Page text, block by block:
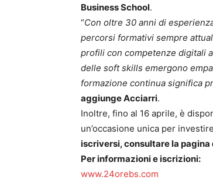
Business School.
“Con oltre 30 anni di
percorsi formativi sempre
profili con competenze digitali
delle soft skills emergono
formazione continua significa
aggiunge Acciarri.
Inoltre, fino al 16 aprile, è
un’occasione unica per
iscriversi, consultare la
Per informazioni e iscrizioni:
www.24orebs.com